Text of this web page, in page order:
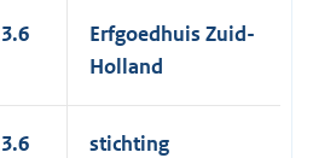
3.6
Erfgoedhuis Zuid-
Holland
3.6
stichting